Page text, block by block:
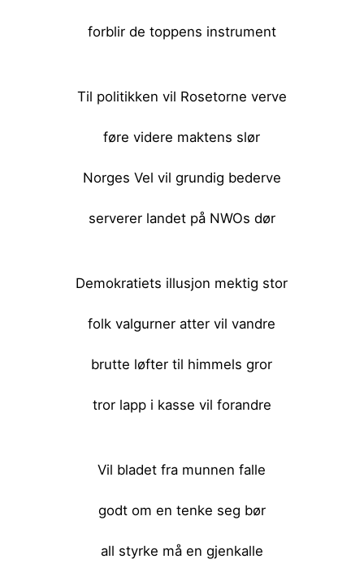
forblir de toppens instrument
Til politikken vil Rosetorne verve
føre videre maktens slør
Norges Vel vil grundig bederve
serverer landet på NWOs dør
Demokratiets illusjon mektig stor
folk valgurner atter vil vandre
brutte løfter til himmels gror
tror lapp i kasse vil forandre
Vil bladet fra munnen falle
godt om en tenke seg bør
all styrke må en gjenkalle